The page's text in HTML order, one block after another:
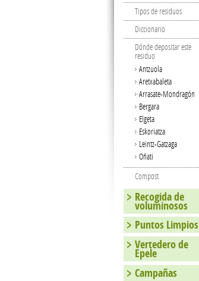
Tipos de residuos
Diccionario
Dónde depositar este
residuo
Antzuola
Aretxabaleta
Arrasate-Mondragón
Bergara
Elgeta
Eskoriatza
Leintz-Gatzaga
Oñati
Compost
Recogida de
voluminosos
Puntos Limpios
Vertedero de
Epele
Campañas